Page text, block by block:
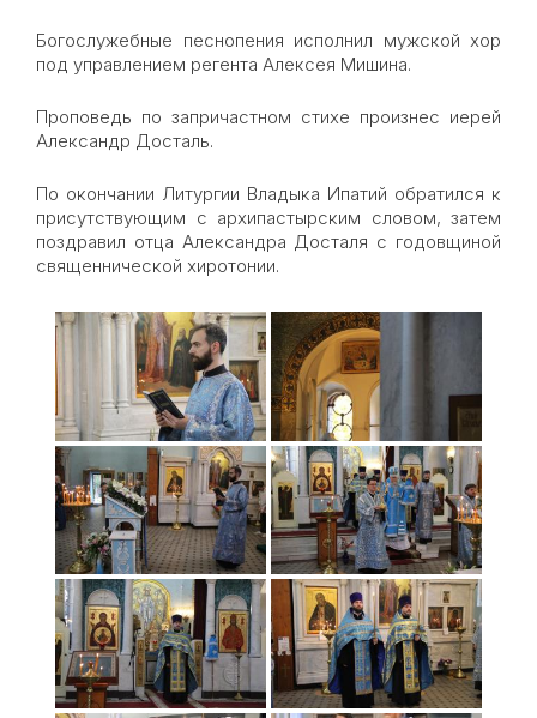
Богослужебные песнопения исполнил мужской хор
под управлением регента Алексея Мишина.
Проповедь по запричастном стихе произнес иерей
Александр Досталь.
По окончании Литургии Владыка Ипатий обратился к
присутствующим с архипастырским словом, затем
поздравил отца Александра Досталя с годовщиной
священнической хиротонии.